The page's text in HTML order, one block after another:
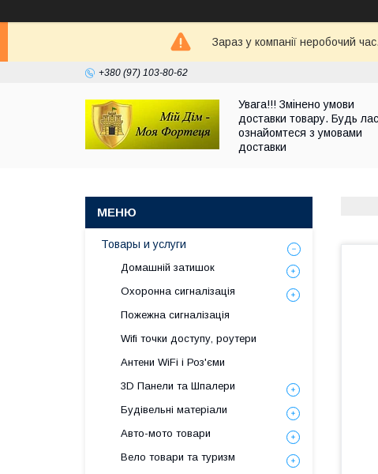
Зараз у компанії неробочий
+380 (97) 103-80-62
Увага!!! Змінено умови
доставки товару. Будь
ознайомтеся з умовами
доставки
Товары и услуги
Домашній затишок
Охоронна сигналізація
Пожежна сигналізація
Wifi точки доступу, роутери
Антени WiFi і Роз'єми
3D Панели та Шпалери
Будівельні матеріали
Авто-мото товари
Вело товари та туризм